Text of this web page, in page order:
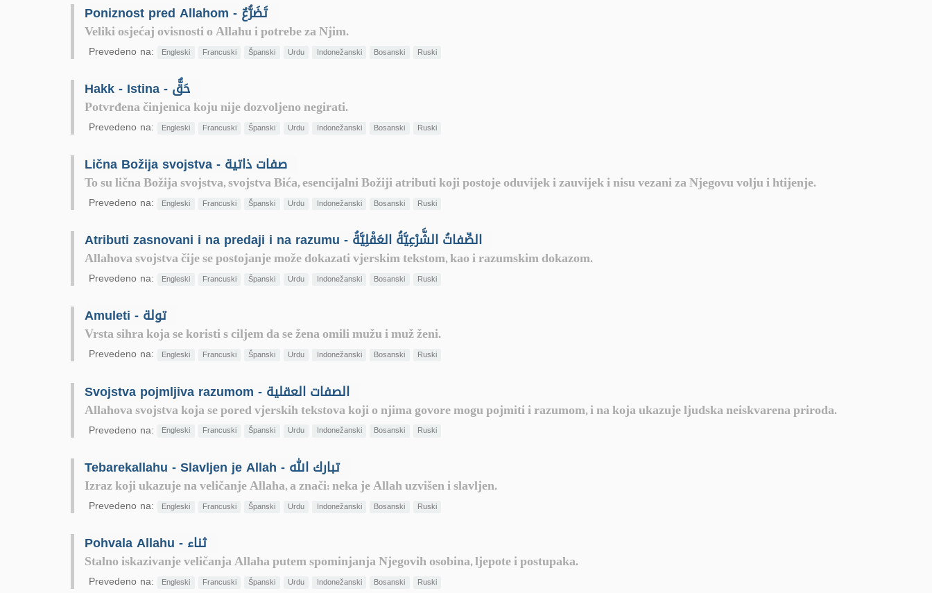
Poniznost pred Allahom - تَضَرُّعٌ
Veliki osjećaj ovisnosti o Allahu i potrebe za Njim.
Prevedeno na: Engleski Francuski Španski Urdu Indonežanski Bosanski Ruski
Hakk - Istina - حَقٌّ
Potvrđena činjenica koju nije dozvoljeno negirati.
Prevedeno na: Engleski Francuski Španski Urdu Indonežanski Bosanski Ruski
Lična Božija svojstva - صفات ذاتية
To su lična Božija svojstva, svojstva Bića, esencijalni Božiji atributi koji postoje oduvijek i zauvijek i nisu vezani za Njegovu volju i htijenje.
Prevedeno na: Engleski Francuski Španski Urdu Indonežanski Bosanski Ruski
Atributi zasnovani i na predaji i na razumu - الصِّفاتُ الشَّرْعِيَّةُ العَقْلِيَّةُ
Allahova svojstva čije se postojanje može dokazati vjerskim tekstom, kao i razumskim dokazom.
Prevedeno na: Engleski Francuski Španski Urdu Indonežanski Bosanski Ruski
Amuleti - تولة
Vrsta sihra koja se koristi s ciljem da se žena omili mužu i muž ženi.
Prevedeno na: Engleski Francuski Španski Urdu Indonežanski Bosanski Ruski
Svojstva pojmljiva razumom - الصفات العقلية
Allahova svojstva koja se pored vjerskih tekstova koji o njima govore mogu pojmiti i razumom, i na koja ukazuje ljudska neiskvarena priroda.
Prevedeno na: Engleski Francuski Španski Urdu Indonežanski Bosanski Ruski
Tebarekallahu - Slavljen je Allah - تبارك الله
Izraz koji ukazuje na veličanje Allaha, a znači: neka je Allah uzvišen i slavljen.
Prevedeno na: Engleski Francuski Španski Urdu Indonežanski Bosanski Ruski
Pohvala Allahu - ثناء
Stalno iskazivanje veličanja Allaha putem spominjanja Njegovih osobina, ljepote i postupaka.
Prevedeno na: Engleski Francuski Španski Urdu Indonežanski Bosanski Ruski